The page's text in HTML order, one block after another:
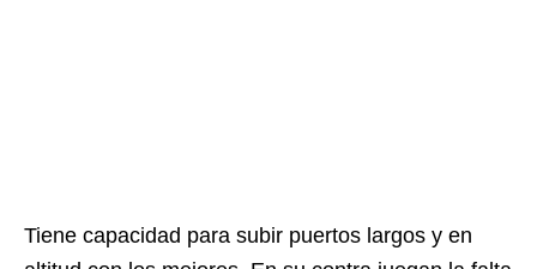
Tiene capacidad para subir puertos largos y en